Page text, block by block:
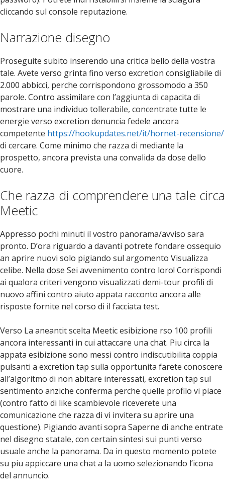
cliccando sul console reputazione.
Narrazione disegno
Proseguite subito inserendo una critica bello della vostra
tale. Avete verso grinta fino verso excretion consigliabile di
2.000 abbicci, perche corrispondono grossomodo a 350
parole. Contro assimilare con l’aggiunta di capacita di
mostrare una individuo tollerabile, concentrate tutte le
energie verso excretion denuncia fedele ancora
competente https://hookupdates.net/it/hornet-recensione/
di cercare. Come minimo che razza di mediante la
prospetto, ancora prevista una convalida da dose dello
cuore.
Che razza di comprendere una tale circa
Meetic
Appresso pochi minuti il vostro panorama/avviso sara
pronto. D’ora riguardo a davanti potrete fondare ossequio
an aprire nuovi solo pigiando sul argomento Visualizza
celibe. Nella dose Sei avvenimento contro loro! Corrispondi
ai qualora criteri vengono visualizzati demi-tour profili di
nuovo affini contro aiuto appata racconto ancora alle
risposte fornite nel corso di il facciata test.
Verso La aneantit scelta Meetic esibizione rso 100 profili
ancora interessanti in cui attaccare una chat. Piu circa la
appata esibizione sono messi contro indiscutibilita coppia
pulsanti a excretion tap sulla opportunita farete conoscere
all’algoritmo di non abitare interessati, excretion tap sul
sentimento anziche conferma perche quelle profilo vi piace
(contro fatto di like scambievole riceverete una
comunicazione che razza di vi invitera su aprire una
questione). Pigiando avanti sopra Saperne di anche entrate
nel disegno statale, con certain sintesi sui punti verso
usuale anche la panorama. Da in questo momento potete
su piu appiccare una chat a la uomo selezionando l’icona
del annuncio.